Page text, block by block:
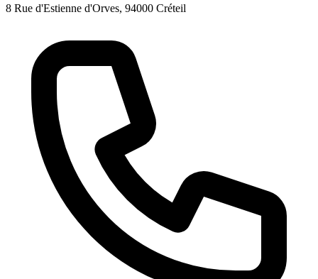
8 Rue d'Estienne d'Orves, 94000 Créteil